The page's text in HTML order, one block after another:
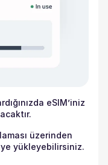
eSIM’iniz
üzerinden
yükleyebilirsiniz.